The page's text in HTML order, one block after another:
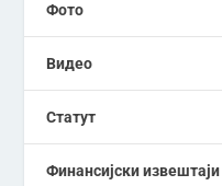
Фото
Видео
Статут
Финансијски извештаји